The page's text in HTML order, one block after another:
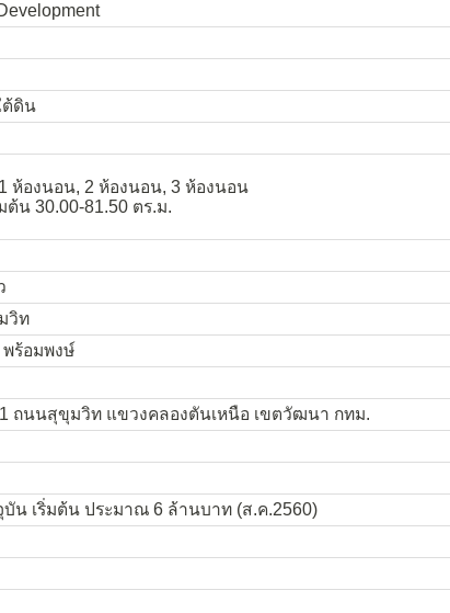
ต้ดิน
ห้องนอน, 2 ห้องนอน, 3 ห้องนอน
ต้น 30.00-81.50 ตร.ม.
วิท
ร้อมพงษ์
ถนนสุขุมวิท แขวงคลองตันเหนือ เขตวัฒนา กทม.
น เริ่มต้น ประมาณ 6 ล้านบาท (ส.ค.2560)